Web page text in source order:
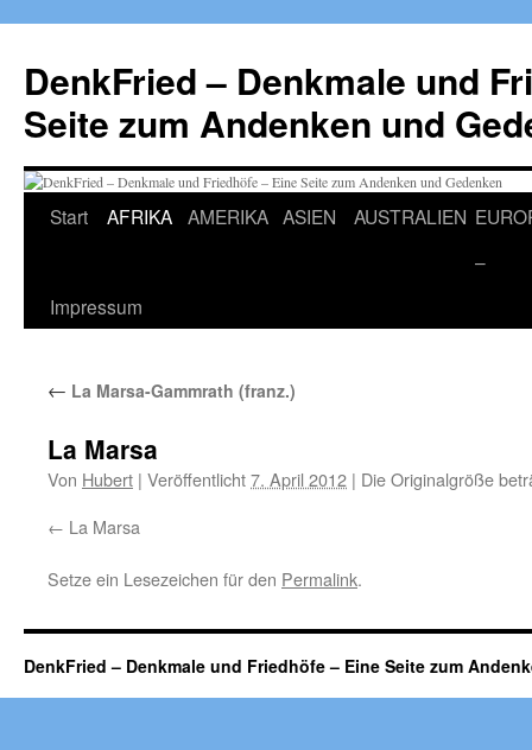
springen
DenkFried – Denkmale und
Seite zum Andenken und
Start AFRIKA AMERIKA ASIEN AUSTRALIEN
–
Impressum
← La Marsa-Gammrath (franz.)
La Marsa
Von Hubert | Veröffentlicht7. April 2012 | Die Originalgröße
La Marsa
Setze ein Lesezeichen für den Permalink.
DenkFried – Denkmale und Friedhöfe – Eine Seite zum